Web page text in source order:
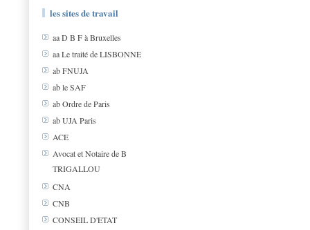
les sites de travail
aa D B F à Bruxelles
aa Le traité de LISBONNE
ab FNUJA
ab le SAF
ab Ordre de Paris
ab UJA Paris
ACE
Avocat et Notaire de B
TRIGALLOU
CNA
CNB
CONSEIL D'ETAT